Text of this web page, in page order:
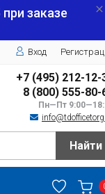
при заказе
Вход
+7 (495) 212-12-
8 (800) 555-80-
Пн—Пт
Найти